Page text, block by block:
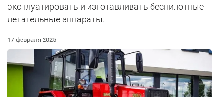
эксплуатировать и изготавливать беспилотные
летательные аппараты.
17 февраля 2025